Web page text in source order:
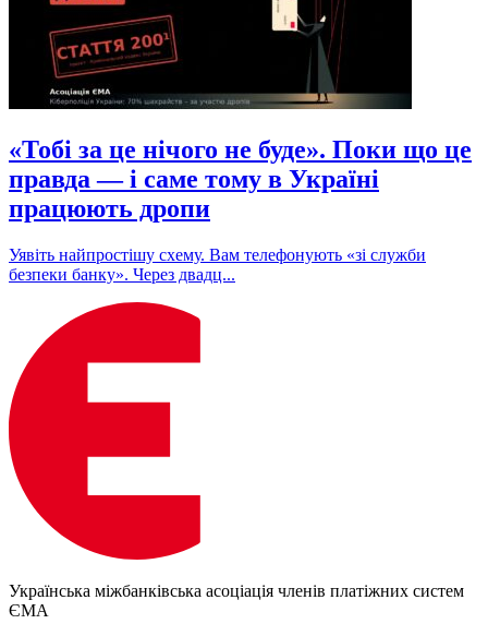
«Тобі за це нічого не буде». Поки що це
правда — і саме тому в Україні
працюють дропи
Уявіть найпростішу схему. Вам телефонують «зі служби
безпеки банку». Через двадц...
Українська міжбанківська асоціація членів платіжних систем
ЄМА